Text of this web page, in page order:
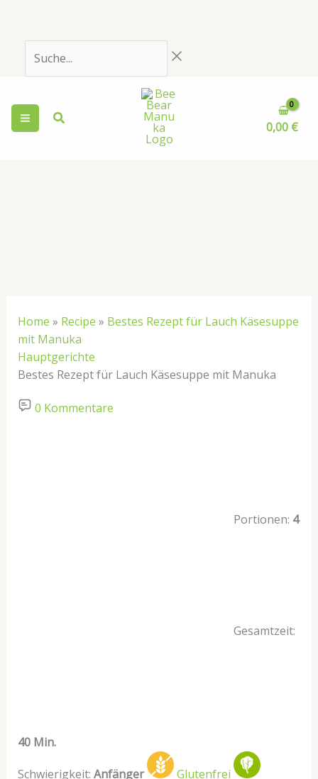
springen
0,00 €
Home » Recipe » Bestes Rezept für Lauch Käsesuppe
mit Manuka
Hauptgerichte
Bestes Rezept für Lauch Käsesuppe mit Manuka
0 Kommentare
Portionen: 4
Gesamtzeit:
40 Min.
Schwierigkeit: Anfänger
Glutenfrei